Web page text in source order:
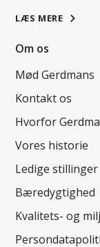
LÆS MERE
Om os
Mød Gerdmans
Kontakt os
Hvorfor
Vores historie
Ledige stillinger
Bæredygtighed
Kvalitets- og